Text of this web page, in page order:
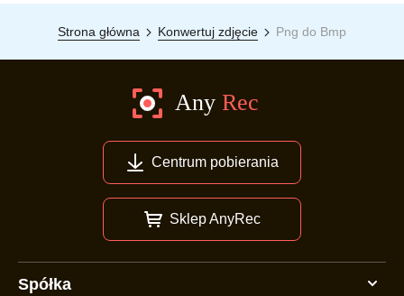
Strona główna Konwertuj zdjęcie Png do Bmp
Centrum pobierania
Sklep AnyRec
Spółka